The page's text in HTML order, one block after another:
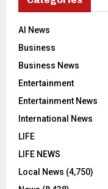
AI News
Business
Business News
Entertainment
Entertainment News
International News
LIFE
LIFE NEWS
Local News (4,750)